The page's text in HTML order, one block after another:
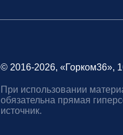
© 2016-2026, «Горком36»,
При использовании
обязательна прямая
источник.